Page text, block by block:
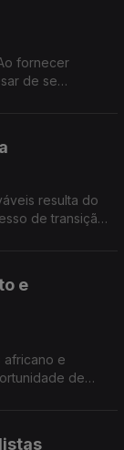
fornecer
de se
resulta do
de transição
e
africano e
de